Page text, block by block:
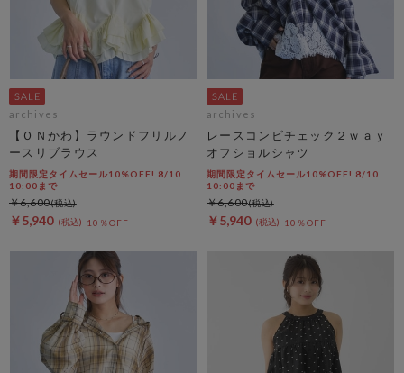
archives
【ＯＮかわ】ラウンドフリルノ
ースリブラウス
期間限定タイムセール10%OFF! 8/10
10:00まで
￥5,940 10％OFF
￥6,600
archives
レースコンビチェック２ｗａｙ
オフショルシャツ
期間限定タイムセール10%OFF! 8/10
10:00まで
￥5,940 10％OFF
￥6,600